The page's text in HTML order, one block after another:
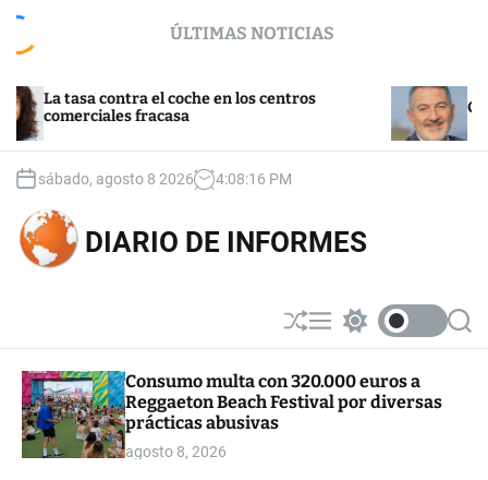
c
ÚLTIMAS NOTICIAS
La tasa contra el coche en los centros
comerciales fracasa
Cultura
sábado, agosto 8 2026 4:08:16 PM
DIARIO DE INFORMES
S
h
ff
l
M
e
u
w
t
c
S
e
Consumo multa con 320.000 euros a
Reggaeton Beach Festival por diversas
prácticas abusivas
agosto 8, 2026